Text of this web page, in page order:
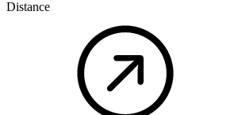
Distance